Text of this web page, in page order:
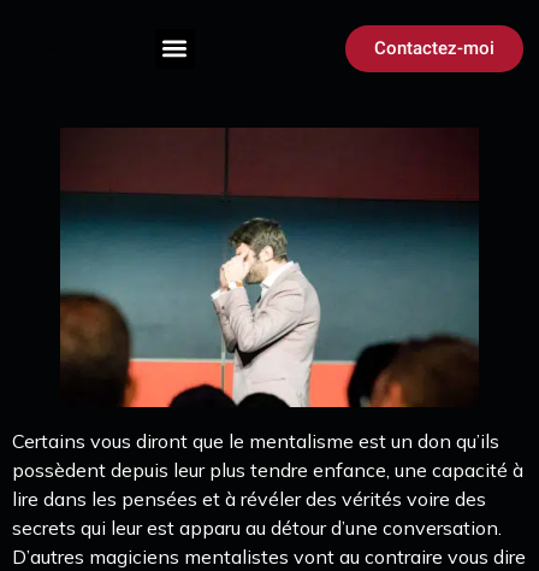
Contactez-moi
Certains vous diront que le mentalisme est un don qu’ils
possèdent depuis leur plus tendre enfance, une capacité à
lire dans les pensées et à révéler des vérités voire des
secrets qui leur est apparu au détour d’une conversation.
D’autres magiciens mentalistes vont au contraire vous dire